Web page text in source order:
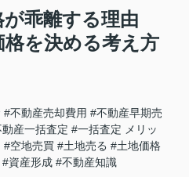
乖離する理由
を決める考え方
#不動産売却費用 #不動産早期売
産一括査定 #一括査定 メリッ
#空地売買 #土地売る #土地価格
#資産形成 #不動産知識